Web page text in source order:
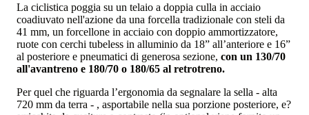
La ciclistica poggia su un telaio a doppia culla in acciaio
coadiuvato nell'azione da una forcella tradizionale con steli da
41 mm, un forcellone in acciaio con doppio ammortizzatore,
ruote con cerchi tubeless in alluminio da 18” all’anteriore e 16”
al posteriore e pneumatici di generosa sezione, con un 130/70
all'avantreno e 180/70 o 180/65 al retrotreno.
Per quel che riguarda l’ergonomia da segnalare la sella - alta
720 mm da terra - , asportabile nella sua porzione posteriore, e?